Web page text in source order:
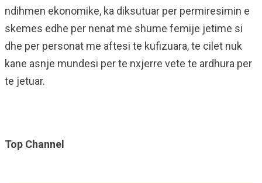
ndihmen ekonomike, ka diksutuar per permiresimin e
skemes edhe per nenat me shume femije jetime si
dhe per personat me aftesi te kufizuara, te cilet nuk
kane asnje mundesi per te nxjerre vete te ardhura per
te jetuar.
Top Channel